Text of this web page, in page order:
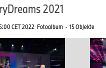
2021
CET 2022 Fotoalbum · 15 Objekte